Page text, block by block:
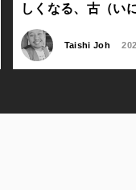
しくなる、古（い
Taishi Joh